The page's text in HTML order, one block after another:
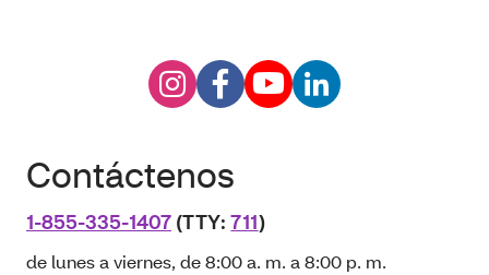
Contáctenos
1-855-335-1407 (TTY:711)
de lunes a viernes, de 8:00 a. m. a 8:00 p. m.